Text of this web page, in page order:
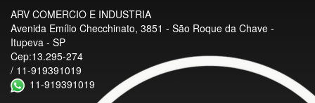
ARV COMERCIO E INDUSTRIA
Avenida Emílio Checchinato, 3851 - São Roque da Chave -
Itupeva - SP
Cep:13.295-274
/ 11-919391019
11-919391019